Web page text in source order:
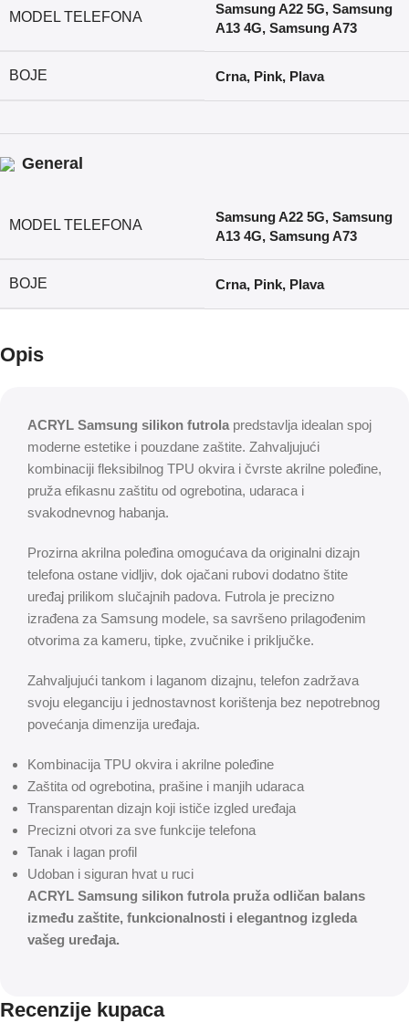
MODEL TELEFONA
Samsung A22 5G, Samsung
A13 4G, Samsung A73
BOJE Crna, Pink, Plava
General
MODEL TELEFONA
Samsung A22 5G, Samsung
A13 4G, Samsung A73
BOJE Crna, Pink, Plava
Opis
ACRYL Samsung silikon futrola predstavlja idealan spoj
moderne estetike i pouzdane zaštite. Zahvaljujući
kombinaciji fleksibilnog TPU okvira i čvrste akrilne poleđine,
pruža efikasnu zaštitu od ogrebotina, udaraca i
svakodnevnog habanja.
Prozirna akrilna poleđina omogućava da originalni dizajn
telefona ostane vidljiv, dok ojačani rubovi dodatno štite
uređaj prilikom slučajnih padova. Futrola je precizno
izrađena za Samsung modele, sa savršeno prilagođenim
otvorima za kameru, tipke, zvučnike i priključke.
Zahvaljujući tankom i laganom dizajnu, telefon zadržava
svoju eleganciju i jednostavnost korištenja bez nepotrebnog
povećanja dimenzija uređaja.
Kombinacija TPU okvira i akrilne poleđine
Zaštita od ogrebotina, prašine i manjih udaraca
Transparentan dizajn koji ističe izgled uređaja
Precizni otvori za sve funkcije telefona
Tanak i lagan profil
Udoban i siguran hvat u ruci
ACRYL Samsung silikon futrola pruža odličan balans
između zaštite, funkcionalnosti i elegantnog izgleda
vašeg uređaja.
Recenzije kupaca